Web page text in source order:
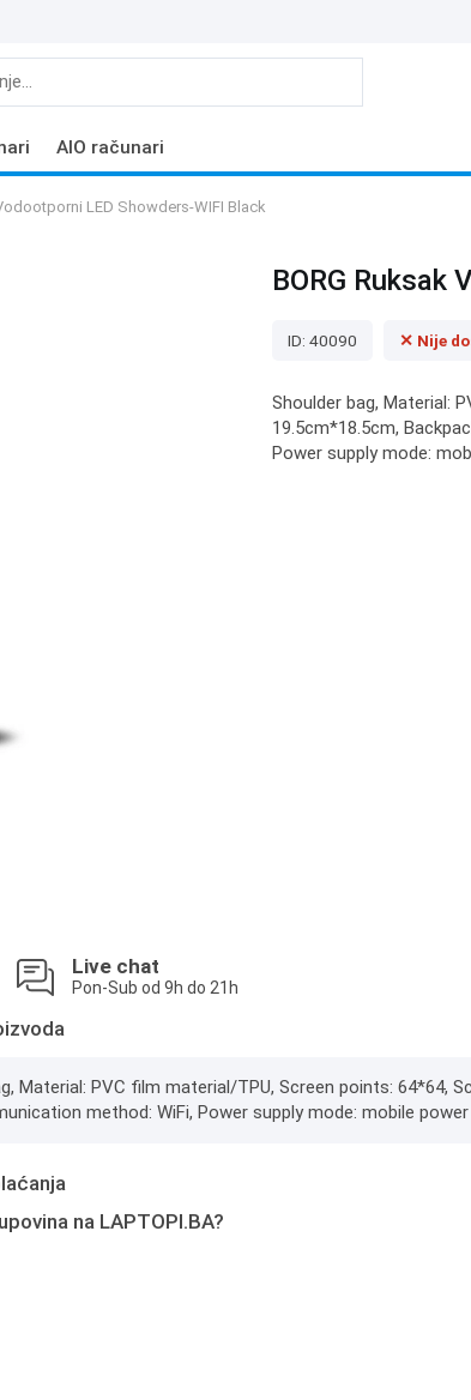
AIO računari
LED Showders-WIFI Black
BORG Ruksak
ID: 40090 ✕ Nije
Shoulder bag, Material:
19.5cm*18.5cm,
Power supply mode:
Live chat
Pon-Sub od 9h do 21h
Material: PVC film material/TPU, Screen points: 64*64,
method: WiFi, Power supply mode: mobile
na LAPTOPI.BA?